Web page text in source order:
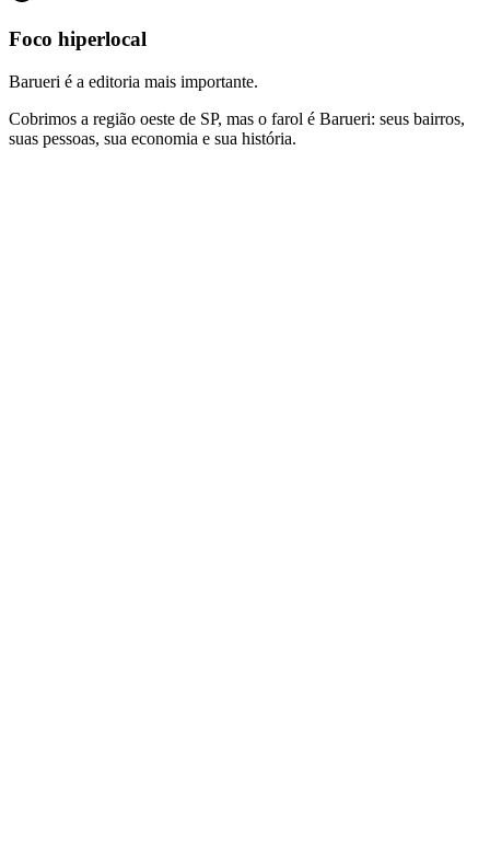
Foco hiperlocal
Barueri é a editoria mais importante.
Cobrimos a região oeste de SP, mas o farol é Barueri: seus bairros,
suas pessoas, sua economia e sua história.